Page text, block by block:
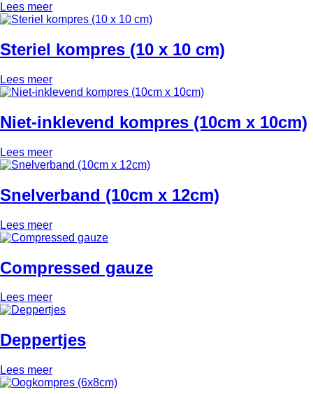
Lees meer
Steriel kompres (10 x 10 cm)
Lees meer
Niet-inklevend kompres (10cm x 10cm)
Lees meer
Snelverband (10cm x 12cm)
Lees meer
Compressed gauze
Lees meer
Deppertjes
Lees meer